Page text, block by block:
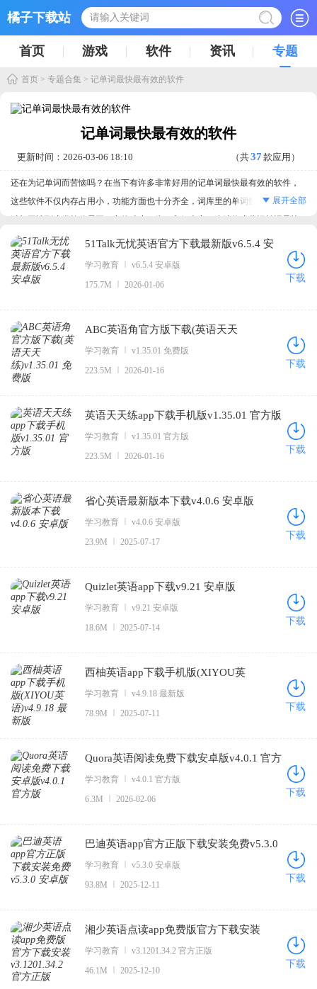
橘子下载站
首页 游戏 软件 资讯 专题
首页 > 专题合集 > 记单词最快最有效的软件
记单词最快最有效的软件
更新时间：2026-03-06 18:10 （共37 款应用）
还在为记单词而苦恼吗？在当下有许多非常好用的记单词最快最有效的软件，
这些软件不仅内存占用小，功能方面也十分齐全，词库里的单词数量丰富，不
最有效的软件全部放置在了本站的合集当中，如果你对此有一定需求的话就抓
紧时间来本站下载吧。
记单词最快最有效的软件：记单词最快最有效的软件是什么、记单词最快最有
记单词最快最有效的软件合集。
展开全部
51Talk无忧英语官方下载最新版v6.5.4 安
卓版
学习教育
v6.5.4 安卓版
175.7M
2026-01-06
下载
ABC英语角官方版下载(英语天天
练)v1.35.01 免费版
学习教育
v1.35.01 免费版
223.5M
2026-01-16
下载
英语天天练app下载手机版v1.35.01 官方版
学习教育
v1.35.01 官方版
223.5M
2026-01-16
下载
省心英语最新版本下载v4.0.6 安卓版
学习教育
v4.0.6 安卓版
23.9M
2025-07-17
下载
Quizlet英语app下载v9.21 安卓版
学习教育
v9.21 安卓版
18.6M
2025-07-14
下载
西柚英语app下载手机版(XIYOU英
语)v4.9.18 最新版
学习教育
v4.9.18 最新版
78.9M
2025-07-11
下载
Quora英语阅读免费下载安卓版v4.0.1 官方
版
学习教育
v4.0.1 官方版
6.3M
2026-02-06
下载
巴迪英语app官方正版下载安装免费v5.3.0
安卓版
学习教育
v5.3.0 安卓版
93.8M
2025-12-11
下载
湘少英语点读app免费版官方下载安装
v3.1201.34.2 官方正版
学习教育
v3.1201.34.2 官方正版
46.1M
2025-12-10
下载